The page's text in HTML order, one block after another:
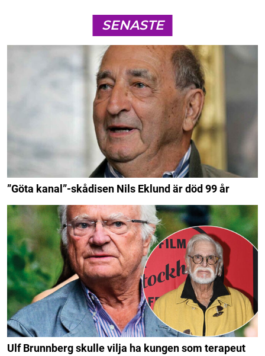
SENASTE
”Göta kanal”-skådisen Nils Eklund är död 99 år
Ulf Brunnberg skulle vilja ha kungen som terapeut